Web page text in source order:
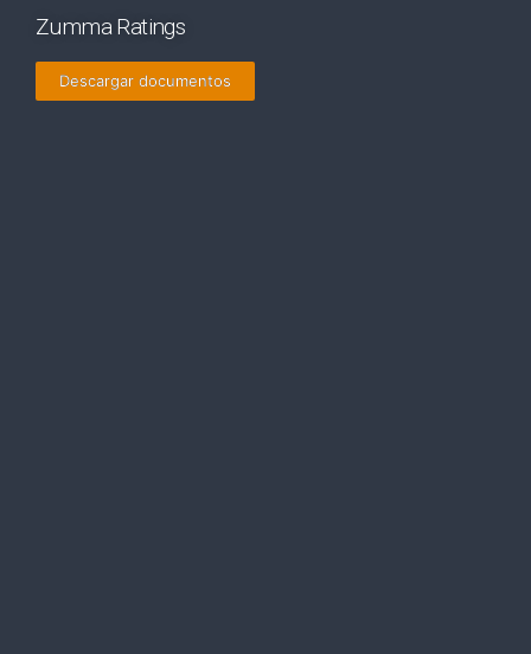
Zumma Ratings
Descargar documentos